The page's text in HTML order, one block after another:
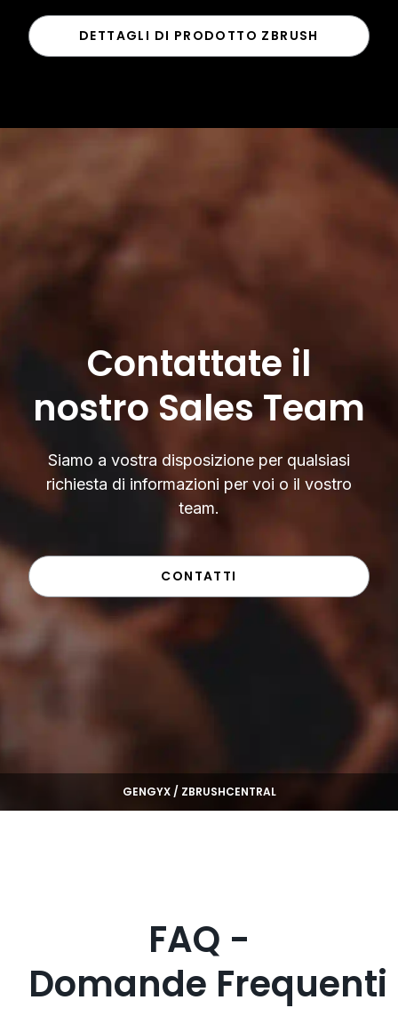
DETTAGLI DI PRODOTTO ZBRUSH
GENGYX / ZBRUSHCENTRAL
Contattate il
nostro Sales Team
Siamo a vostra disposizione per qualsiasi
richiesta di informazioni per voi o il vostro
team.
CONTATTI
FAQ -
Domande Frequenti